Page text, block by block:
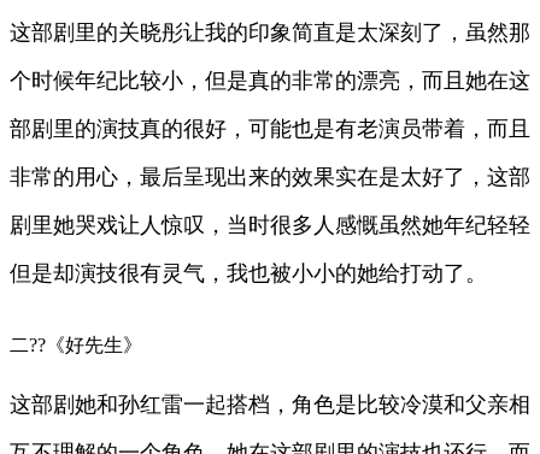
这部剧里的关晓彤让我的印象简直是太深刻了，虽然那
个时候年纪比较小，但是真的非常的漂亮，而且她在这
部剧里的演技真的很好，可能也是有老演员带着，而且
非常的用心，最后呈现出来的效果实在是太好了，这部
剧里她哭戏让人惊叹，当时很多人感慨虽然她年纪轻轻
但是却演技很有灵气，我也被小小的她给打动了。
二??《好先生》
这部剧她和孙红雷一起搭档，角色是比较冷漠和父亲相